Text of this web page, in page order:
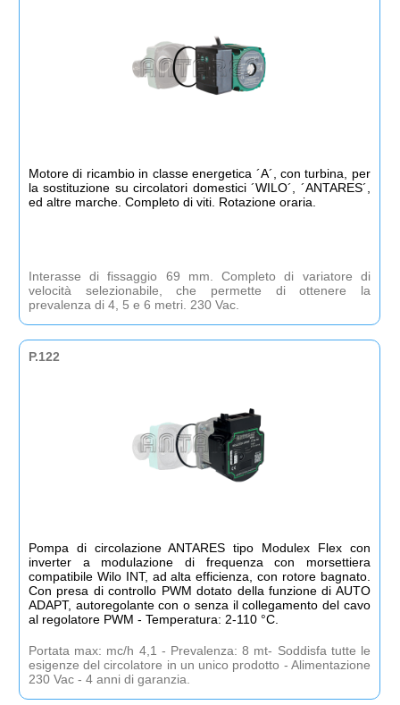
Motore di ricambio in classe energetica ´A´, con turbina, per
la sostituzione su circolatori domestici ´WILO´, ´ANTARES´,
ed altre marche. Completo di viti. Rotazione oraria.
Interasse di fissaggio 69 mm. Completo di variatore di
velocità selezionabile, che permette di ottenere la
prevalenza di 4, 5 e 6 metri. 230 Vac.
P.122
Pompa di circolazione ANTARES tipo Modulex Flex con
inverter a modulazione di frequenza con morsettiera
compatibile Wilo INT, ad alta efficienza, con rotore bagnato.
Con presa di controllo PWM dotato della funzione di AUTO
ADAPT, autoregolante con o senza il collegamento del cavo
al regolatore PWM - Temperatura: 2-110 °C.
Portata max: mc/h 4,1 - Prevalenza: 8 mt- Soddisfa tutte le
esigenze del circolatore in un unico prodotto - Alimentazione
230 Vac - 4 anni di garanzia.